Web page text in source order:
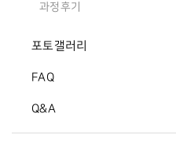
과정후기
포토갤러리
FAQ
Q&A